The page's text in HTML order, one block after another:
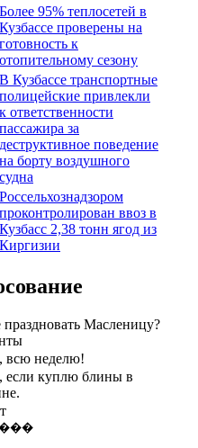
Более 95% теплосетей в
Кузбассе проверены на
готовность к
отопительному сезону
В Кузбассе транспортные
полицейские привлекли
к ответственности
пассажира за
деструктивное поведение
на борту воздушного
судна
Россельхознадзором
проконтролирован ввоз в
Кузбасс 2,38 тонн ягод из
Киргизии
праздновать Масленицу?
всю неделю!
если куплю блины в